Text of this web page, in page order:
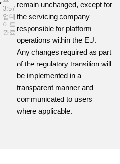
3:57
업데
이트
완료
remain unchanged, except for
the servicing company
responsible for platform
operations within the EU.
Any changes required as part
of the regulatory transition will
be implemented in a
transparent manner and
communicated to users
where applicable.